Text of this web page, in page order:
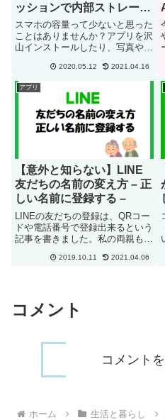
ッションで内部ストレージ
化
スマホの容量って少ないと思った
ことはありませんか？アプリを沢
山インストールしたり、写真や動
の間にか内部ストレージが一杯に
なって、不自由に感じたことがあ
りませんか？内部ストレージが少
なくなると、アプリの更新が出
2020.05.12 2021.04.16
アプリ
【意外と知らない】LINE
友だちの名前の変え方 – 正
しい名前に登録する –
LINEの友だちの登録は、QRコー
ドや電話番号で登録出来るという
記事を書きました。私の両親も
なったのですが、LINEの友だち
2019.10.11 2021.04.06
コメント
コメント
ホーム 生活と暮らし